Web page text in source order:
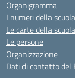
Organigramma
I numeri della scuola
Le carte della scuola
Le persone
Organizzazione
Dati di contatto del